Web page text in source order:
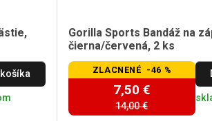
Gorilla Sports Bandáž na
čierna/červená, 2 ks
ZLACNENÉ -46 %
7,50 €
14,00 €